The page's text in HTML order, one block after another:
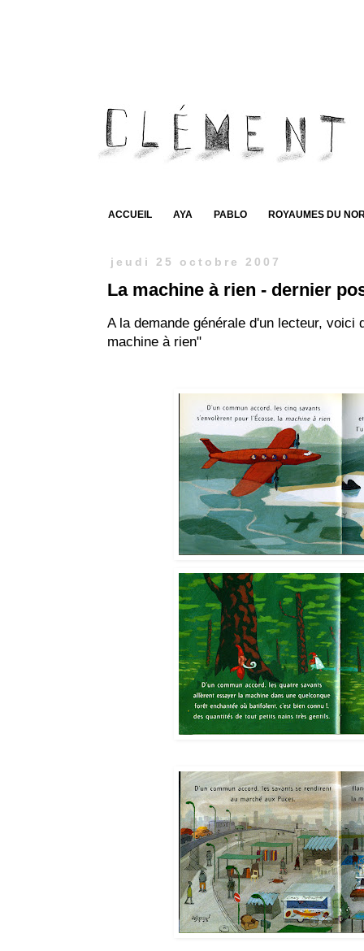
ACCUEIL AYA PABLO ROYAUMES DU
jeudi 25 octobre 2007
La machine à rien - dernier
A la demande générale d'un lecteur, voici
machine à rien"